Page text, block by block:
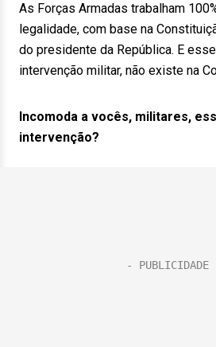
As Forças Armadas trabalham
legalidade, com base na
do presidente da República. E
intervenção militar, não existe na
Incomoda a vocês, militares,
intervenção?